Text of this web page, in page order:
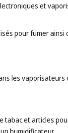
et
pour fumer
les vaporisateurs
et articles